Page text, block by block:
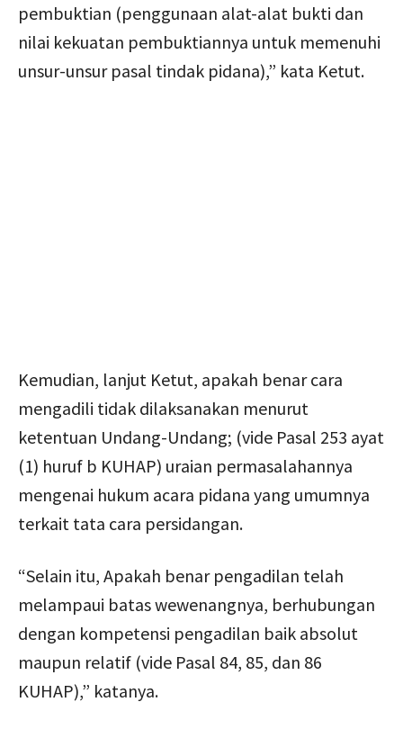
pembuktian (penggunaan alat-alat bukti dan
nilai kekuatan pembuktiannya untuk memenuhi
unsur-unsur pasal tindak pidana),” kata Ketut.
Kemudian, lanjut Ketut, apakah benar cara
mengadili tidak dilaksanakan menurut
ketentuan Undang-Undang; (vide Pasal 253 ayat
(1) huruf b KUHAP) uraian permasalahannya
mengenai hukum acara pidana yang umumnya
terkait tata cara persidangan.
“Selain itu, Apakah benar pengadilan telah
melampaui batas wewenangnya, berhubungan
dengan kompetensi pengadilan baik absolut
maupun relatif (vide Pasal 84, 85, dan 86
KUHAP),” katanya.